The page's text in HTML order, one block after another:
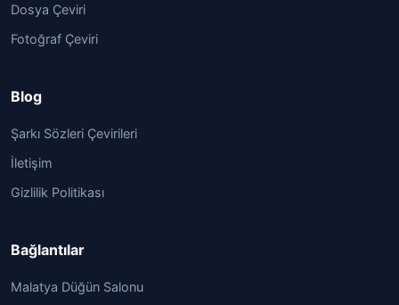
Dosya Çeviri
Fotoğraf Çeviri
Blog
Şarkı Sözleri Çevirileri
İletişim
Gizlilik Politikası
Bağlantılar
Malatya Düğün Salonu